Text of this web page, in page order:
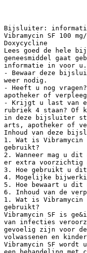
Bijsluiter: informatie voor de pati&euml;nt Vibramycin SF 100 mg/5ml, oplossing voor injectie Doxycycline Lees goed de hele bijsluiter voordat u dit geneesmiddel gaat gebruiken want er staat belangrijke informatie in voor u. - Bewaar deze bijsluiter. Misschien heeft u hem later weer nodig. - Heeft u nog vragen? Neem dan contact op met uw arts, apotheker of verpleegkundige. - Krijgt u last van een van de bijwerkingen die in rubriek 4 staan? Of krijgt u een bijwerking die niet in deze bijsluiter staat? Neem dan contact op met uw arts, apotheker of verpleegkundige. Inhoud van deze bijsluiter 1. Wat is Vibramycin SF en waarvoor wordt dit middel gebruikt? 2. Wanneer mag u dit middel niet gebruiken of moet u er extra voorzichtig mee zijn? 3. Hoe gebruikt u dit middel? 4. Mogelijke bijwerkingen 5. Hoe bewaart u dit middel? 6. Inhoud van de verpakking en overige informatie 1. Wat is Vibramycin SF en waarvoor wordt dit middel gebruikt? Vibramycin SF is ge&iuml;ndiceerd voor de behandeling van infecties veroorzaakt door bacteri&euml;n die gevoelig zijn voor de behandeling met doxycycline, bij volwassenen en kinderen vanaf 8 jaar. Vibramycin SF wordt u door uw arts voorgeschreven als een behandeling met capsules of tabletten met hetzelfde werkzame bestanddeel niet mogelijk is. Ook kan uw arts Vibramycin SF toepassen om tijdelijk een grotere hoeveelheid van dit antibioticum in het bloed te bereiken. Meestal wordt, zodra dit mogelijk is, de behandeling met een via de mond toe te dienen vorm voortgezet. Vibramycin SF kan door uw arts worden voorgeschreven bij infecties van de ademhalingswegen, de urinewegen, de geslachtsorganen, het oog of het maagdarmkanaal. Vibramycin SF kan ook worden voorgeschreven bij infecties met griepachtige verschijnselen (Q-koorts, Rickettsiosis/Vlektyfus). 2. Wanneer mag u dit middel niet gebruiken of moet u er extra voorzichtig mee zijn? Wanneer mag u dit middel niet gebruiken? - U bent allergisch voor een van de stoffen in dit geneesmiddel. Deze stoffen kunt u vinden in rubriek 6. - U bent allergisch voor een andere tetracycline groep. - U lijdt aan een bepaalde vorm van spierzwakte (myastenia gravis). - U bent zwanger. Vibramycin SF mag niet worden gebruikt vanaf de 4e maand, want het kan het ongeboren kind schade toebrengen. Als u denkt of hoort dat u zwanger bent terwijl u Vibramycin SF gebruikt, neem dan onmiddellijk contact op met uw arts, apotheker of verpleegkundige. Wanneer moet u extra voorzichtig zijn met dit middel? Neem contact op met uw arts, apotheker of verpleegkundige voordat u dit middel gebruikt. - Als u uw huid aan sterk zonlicht of kunstzonlicht blootstelt, want ernstigere verbranding doet zich soms voor bij sommige mensen die doxycycline gebruiken. - Als u een leveraandoening heeft. - Als u niet binnen enkele dagen merkt dat de koorts en de ontstekingsverschijnselen verminderen. Dit kan een aanwijzing zijn dat de ziekteverwekkers ongevoelig (resistent) zijn voor dit geneesmiddel of dat andere, niet voor Vibramycin SF gevoelige bacteri&euml;n, de kop hebben opgestoken. VIBR 018 NL PIL 16Mar2016 1 - Als u een voorgeschiedenis heeft van candidiasis wildgroei of momenteel een orale of vaginale gist- of schimmelinfectie heeft. Als er tijdens de behandeling met dit middel ernstige diarree optreedt die gepaard gaat met koorts. Wanneer dit het geval is, moet u onmiddellijk uw arts waarschuwen en moet het gebruik van dit middel gestaakt worden. Als u last heeft van hoofdpijn, wazig zien, dubbel zien, verlies van gezichtsvermogen, misselijkheid, overgeven, oorsuizen, pijn achter uw ogen of het zien van vonken of sterretjes moet u contact op nemen met uw arts. Uw arts kan dan beoordelen of verder onderzoek van deze klachten nodig is. E&eacute;n van de bestanddelen van Vibramycin SF kan de betrouwbaarheid van de controle van de urine op suiker met teststrookjes aantasten. Bespreek dit met uw arts of apotheker. Indien bij u de bloedstolling gestoord is, moet deze tijdens de behandeling met Vibramycin SF extra gecontroleerd worden. Kinderen Vibramycin SF mag niet worden gebruikt bij zuigelingen of kinderen onder de 8 jaar, want het kan blijvende verkleuring van de tanden veroorzaken of problemen met de tandontwikkeling. Vibramycin SF mag alleen gebruikt worden bij kinderen tussen 8 en 12 jaar als andere geneesmiddelen niet mogelijk zijn of niet werken. Gebruikt u nog andere geneesmiddelen? Gebruikt u naast Vibramycin SF nog andere geneesmiddelen, heeft u dat kort geleden gedaan of bestaat de mogelijkheid dat u in de nabije toekomst andere geneesmiddelen gaat gebruiken? Vertel dat dan uw arts of apotheker. - - Als u bloedverdunners (anticoagulantia) gebruikt, moet uw arts misschien de dosis van uw